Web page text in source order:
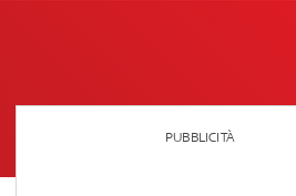
PUBBLICITÀ